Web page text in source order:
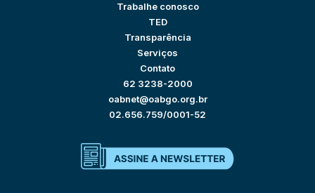
Trabalhe conosco
TED
Transparência
Serviços
Contato
62 3238-2000
oabnet@oabgo.org.br
02.656.759/0001-52